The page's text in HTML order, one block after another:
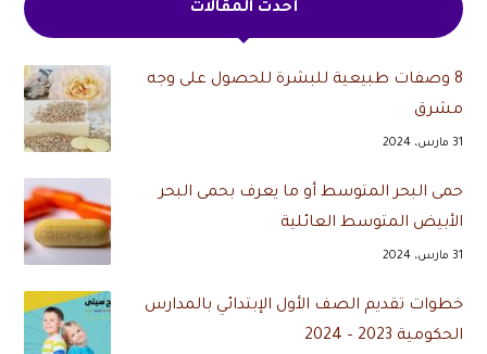
أحدث المقالات
8 وصفات طبيعية للبشرة للحصول على وجه
مشرق
31 مارس، 2024
حمى البحر المتوسط أو ما يعرف بحمى البحر
الأبيض المتوسط العائلية
31 مارس، 2024
خطوات تقديم الصف الأول الإبتدائي بالمدارس
الحكومية 2023 – 2024